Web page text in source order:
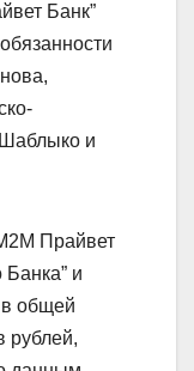
Банк”
Шаблыко и
Прайвет
Банка” и
в общей
рублей,